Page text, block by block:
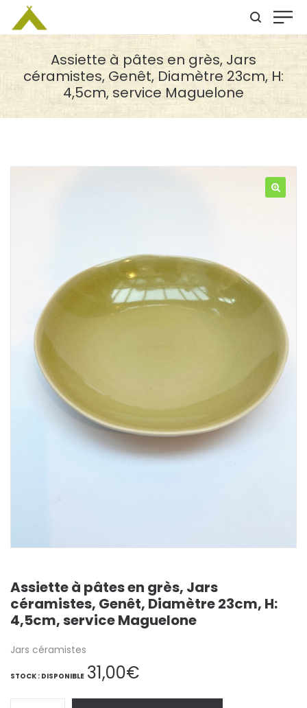
Assiette à pâtes en grès, Jars
céramistes, Genêt, Diamètre 23cm, H:
4,5cm, service Maguelone
Assiette à pâtes en grès, Jars
céramistes, Genêt, Diamètre 23cm, H:
4,5cm, service Maguelone
Jars céramistes
STOCK : DISPONIBLE 31,00€